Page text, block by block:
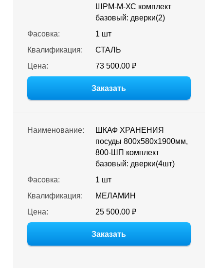
ШРМ-М-ХС комплект
базовый: дверки(2)
Фасовка:
1 шт
Квалификация:
СТАЛЬ
Цена:
73 500.00 ₽
Заказать
Наименование:
ШКАФ ХРАНЕНИЯ
посуды 800х580х1900мм,
800-ШП комплект
базовый: дверки(4шт)
Фасовка:
1 шт
Квалификация:
МЕЛАМИН
Цена:
25 500.00 ₽
Заказать